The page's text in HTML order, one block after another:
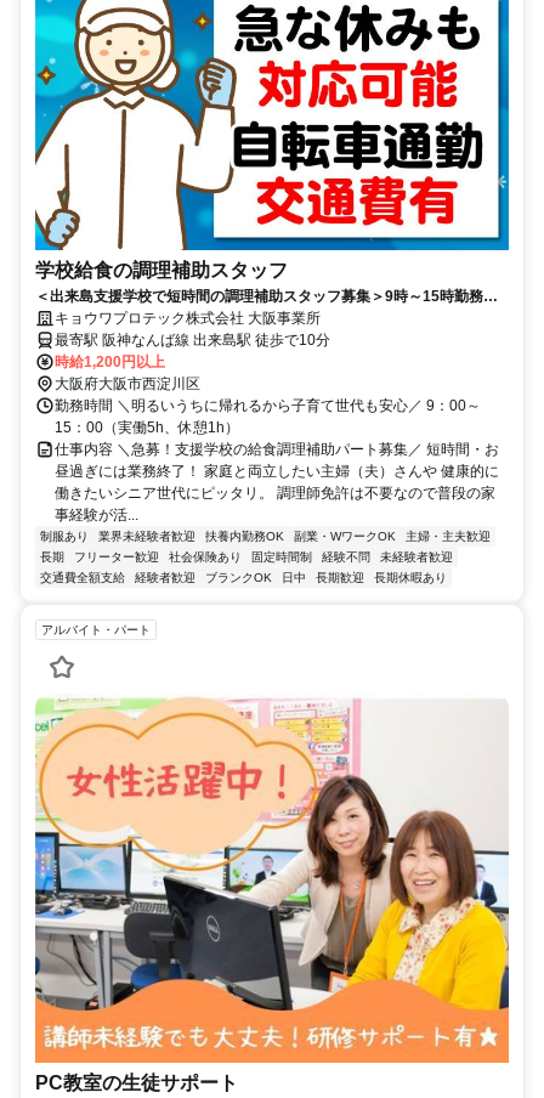
学校給食の調理補助スタッフ
＜出来島支援学校で短時間の調理補助スタッフ募集＞9時～15時勤務／
交通費全額支給／扶養内勤務OK
キョウワプロテック株式会社 大阪事業所
最寄駅 阪神なんば線 出来島駅 徒歩で10分
時給1,200円以上
大阪府大阪市西淀川区
勤務時間 ＼明るいうちに帰れるから子育て世代も安心／ 9：00～
15：00（実働5h、休憩1h）
仕事内容 ＼急募！支援学校の給食調理補助パート募集／ 短時間・お
昼過ぎには業務終了！ 家庭と両立したい主婦（夫）さんや 健康的に
働きたいシニア世代にピッタリ。 調理師免許は不要なので普段の家
事経験が活...
制服あり 業界未経験者歓迎 扶養内勤務OK 副業・WワークOK
主婦・主夫歓迎
長期
フリーター歓迎 社会保険あり 固定時間制 経験不問
未経験者歓迎
交通費全額支給
経験者歓迎 ブランクOK 日中 長期歓迎 長期休暇あり
アルバイト・パート
PC教室の生徒サポート